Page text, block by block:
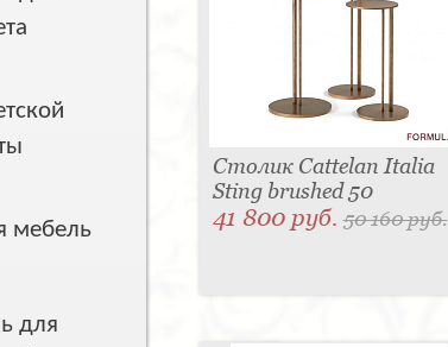
мебель
для
Столик Cattelan Italia
Sting brushed 50
41 800 руб.50 160 руб.